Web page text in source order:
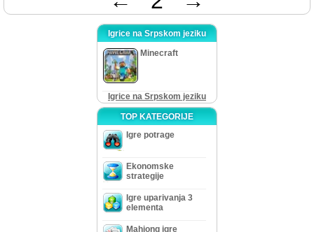
Igrice na Srpskom jeziku
Minecraft
Igrice na Srpskom jeziku
TOP KATEGORIJE
Igre potrage
Ekonomske
strategije
Igre uparivanja 3
elementa
Mahjong igre